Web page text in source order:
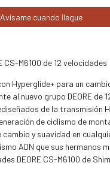
Avísame cuando llegue
CS-M6100 de 12 velocidades
Hyperglide+ para un
al nuevo grupo DEORE de
de la transmisión
de ciclismo de
y suavidad en
ADN que sus hermanos
DEORE CS-M6100 de